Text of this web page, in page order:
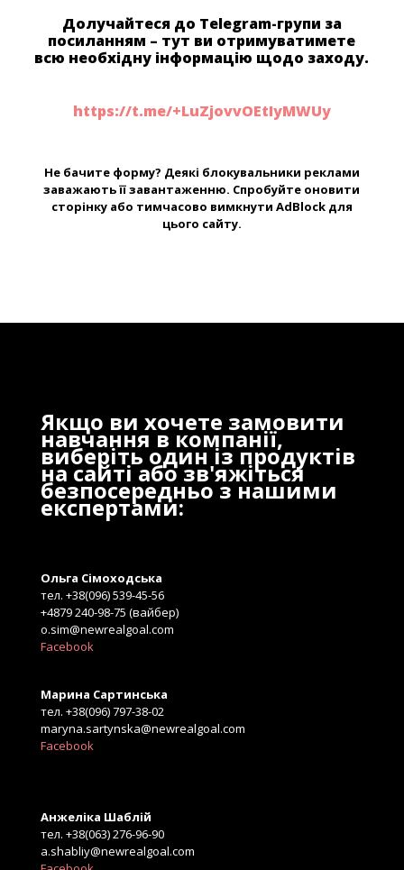
Долучайтеся до Telegram-групи за
посиланням – тут ви отримуватимете
всю необхідну інформацію щодо заходу.
https://t.me/+LuZjovvOEtIyMWUy
Не бачите форму? Деякі блокувальники реклами
заважають її завантаженню. Спробуйте оновити
сторінку або тимчасово вимкнути AdBlock для
цього сайту.
Якщо ви хочете замовити
навчання в компанії,
виберіть один із продуктів
на сайті або зв'яжіться
безпосередньо з нашими
експертами:
Ольга Сімоходська
тел. +38(096) 539-45-56
+4879 240-98-75 (вайбер)
o.sim@newrealgoal.com
Facebook
Марина Сартинська
тел. +38(096) 797-38-02
maryna.sartynska@newrealgoal.com
Facebook
Анжеліка Шаблій
тел. +38(063) 276-96-90
a.shabliy@newrealgoal.com